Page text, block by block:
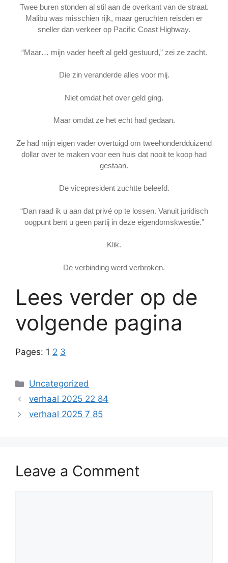
Twee buren stonden al stil aan de overkant van de straat.
Malibu was misschien rijk, maar geruchten reisden er
sneller dan verkeer op Pacific Coast Highway.
“Maar… mijn vader heeft al geld gestuurd,” zei ze zacht.
Die zin veranderde alles voor mij.
Niet omdat het over geld ging.
Maar omdat ze het echt had gedaan.
Ze had mijn eigen vader overtuigd om tweehonderdduizend
dollar over te maken voor een huis dat nooit te koop had
gestaan.
De vicepresident zuchtte beleefd.
“Dan raad ik u aan dat privé op te lossen. Vanuit juridisch
oogpunt bent u geen partij in deze eigendomskwestie.”
Klik.
De verbinding werd verbroken.
Lees verder op de
volgende pagina
Pages: 1 2 3
Categories
Uncategorized
verhaal 2025 22 84
verhaal 2025 7 85
Leave a Comment